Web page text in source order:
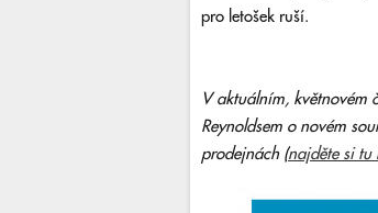
pro letošek ruší.
V aktuálním, květnovém
Reynoldsem onovém
prodejnách (najděte si